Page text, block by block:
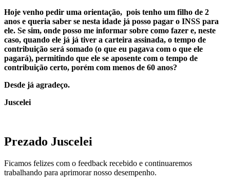
Hoje venho pedir uma orientação, pois tenho um filho de 2
anos e queria saber se nesta idade já posso pagar o INSS para
ele. Se sim, onde posso me informar sobre como fazer e, neste
caso, quando ele já já tiver a carteira assinada, o tempo de
contribuição será somado (o que eu pagava com o que ele
pagará), permitindo que ele se aposente com o tempo de
contribuição certo, porém com menos de 60 anos?
Desde já agradeço.
Juscelei
Prezado Juscelei
Ficamos felizes com o feedback recebido e continuaremos
trabalhando para aprimorar nosso desempenho.